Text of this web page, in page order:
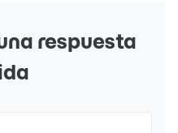
respuesta